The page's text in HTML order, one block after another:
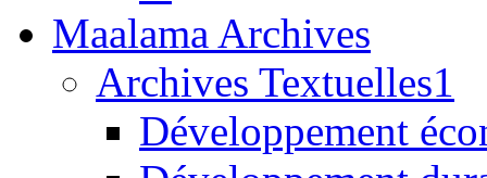
Maalama Archives
Archives Textuelles1
Développement